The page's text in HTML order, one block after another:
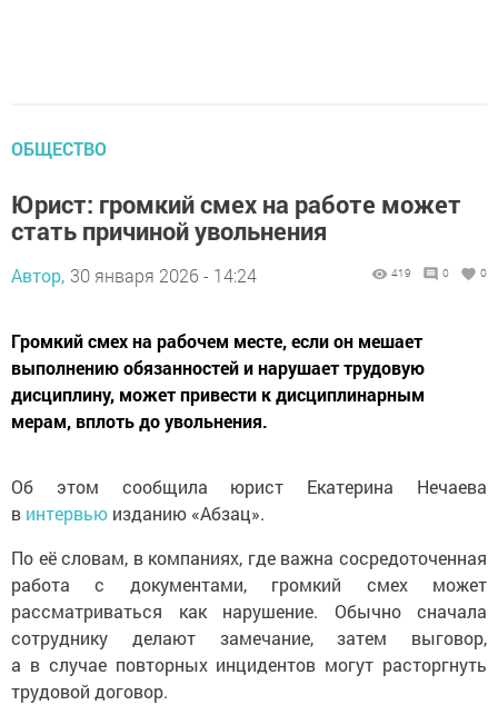
ОБЩЕСТВО
Юрист: громкий смех на работе может
стать причиной увольнения
Автор, 30 января 2026 - 14:24 419 0 0
Громкий смех на рабочем месте, если он мешает
выполнению обязанностей и нарушает трудовую
дисциплину, может привести к дисциплинарным
мерам, вплоть до увольнения.
Об этом сообщила юрист Екатерина Нечаева
в интервью изданию «Абзац».
По её словам, в компаниях, где важна сосредоточенная
работа с документами, громкий смех может
рассматриваться как нарушение. Обычно сначала
сотруднику делают замечание, затем выговор,
а в случае повторных инцидентов могут расторгнуть
трудовой договор.